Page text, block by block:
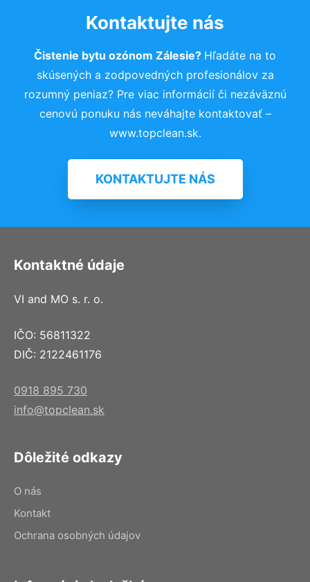
Kontaktujte nás
Čistenie bytu ozónom Zálesie? Hľadáte na to
skúsených a zodpovedných profesionálov za
rozumný peniaz? Pre viac informácií či nezáväznú
cenovú ponuku nás neváhajte kontaktovať –
www.topclean.sk.
KONTAKTUJTE NÁS
Kontaktné údaje
VI and MO s. r. o.
IČO: 56811322
DIČ: 2122461176
0918 895 730
info@topclean.sk
Dôležité odkazy
O nás
Kontakt
Ochrana osobných údajov